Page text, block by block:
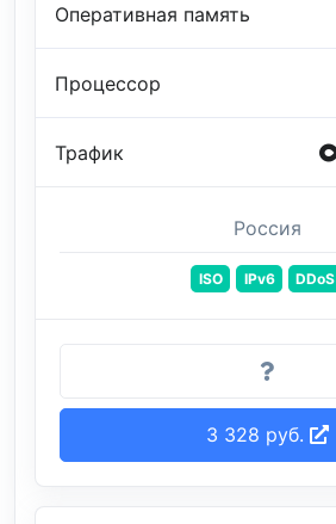
Оперативная память
Процессор
Трафик
Россия
ISO IPv6 DDoS
3 328 руб.